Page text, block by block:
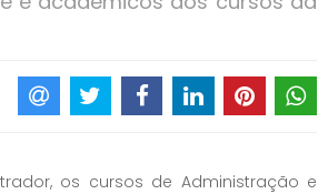
os cursos de Administração e